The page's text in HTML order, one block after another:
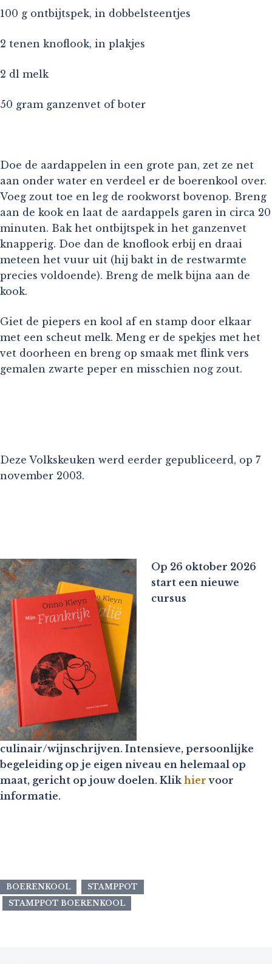
100 g ontbijtspek, in dobbelsteentjes
2 tenen knoflook, in plakjes
2 dl melk
50 gram ganzenvet of boter
Doe de aardappelen in een grote pan, zet ze net
aan onder water en verdeel er de boerenkool over.
Voeg zout toe en leg de rookworst bovenop. Breng
aan de kook en laat de aardappels garen in circa 20
minuten. Bak het ontbijtspek in het ganzenvet
knapperig. Doe dan de knoflook erbij en draai
meteen het vuur uit (hij bakt in de restwarmte
precies voldoende). Breng de melk bijna aan de
kook.
Giet de piepers en kool af en stamp door elkaar
met een scheut melk. Meng er de spekjes met het
vet doorheen en breng op smaak met flink vers
gemalen zwarte peper en misschien nog zout.
Deze Volkskeuken werd eerder gepubliceerd, op 7
november 2003.
Op 26 oktober 2026
start een nieuwe
cursus
culinair/wijnschrijven. Intensieve, persoonlijke
begeleiding op je eigen niveau en helemaal op
maat, gericht op jouw doelen. Klik hier voor
informatie.
BOERENKOOL
STAMPPOT
STAMPPOT BOERENKOOL